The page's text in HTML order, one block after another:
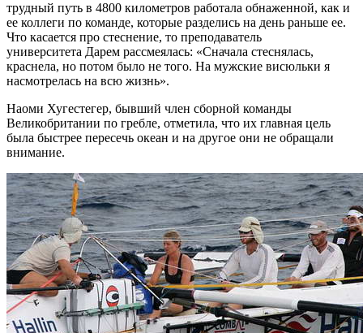
трудный путь в 4800 километров работала обнаженной, как и
ее коллеги по команде, которые разделись на день раньше ее.
Что касается про стеснение, то преподаватель
университета Дарем рассмеялась: «Сначала стеснялась,
краснела, но потом было не того. На мужские висюльки я
насмотрелась на всю жизнь».
Наоми Хугестегер, бывший член сборной команды
Великобритании по гребле, отметила, что их главная цель
была быстрее пересечь океан и на другое они не обращали
внимание.